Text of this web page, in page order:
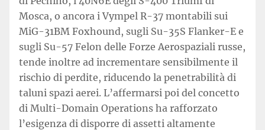
Mosca, o ancora i Vympel R-37 montabili sui
MiG-31BM Foxhound, sugli Su-35S Flanker-E e
sugli Su-57 Felon delle Forze Aerospaziali russe,
tende inoltre ad incrementare sensibilmente il
rischio di perdite, riducendo la penetrabilità di
taluni spazi aerei. L’affermarsi poi del concetto
di Multi-Domain Operations ha rafforzato
l’esigenza di disporre di assetti altamente